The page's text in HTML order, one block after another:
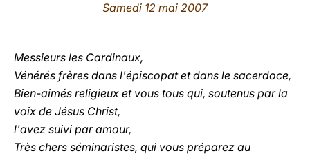
Samedi 12 mai 2007
Messieurs les Cardinaux,
Vénérés frères dans l'épiscopat et dans le sacerdoce,
Bien-aimés religieux et vous tous qui, soutenus par la
voix de Jésus Christ,
l'avez suivi par amour,
Très chers séminaristes, qui vous préparez au